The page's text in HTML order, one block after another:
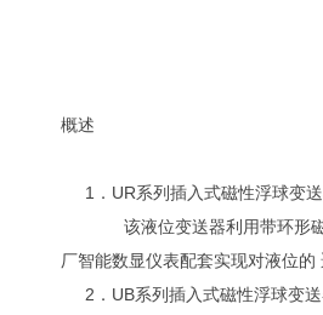
概述
1．UR系列插入式磁性浮球变
该液位变送器利用带环形磁钢
厂智能数显仪表配套实现对液位的
2．UB系列插入式磁性浮球变送